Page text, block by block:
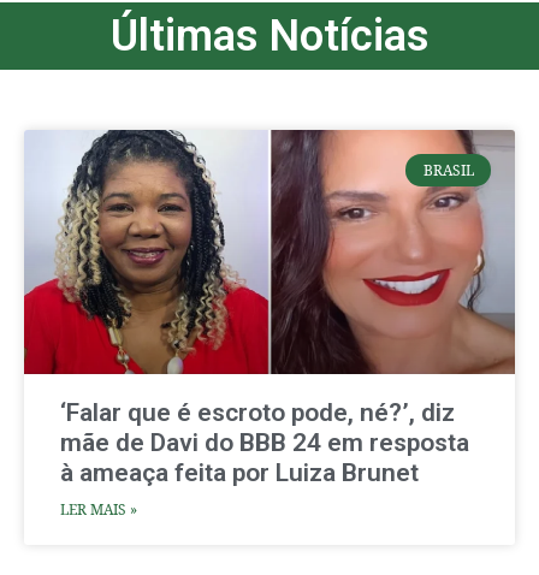
Últimas Notícias
BRASIL
‘Falar que é escroto pode, né?’, diz
mãe de Davi do BBB 24 em resposta
à ameaça feita por Luiza Brunet
LER MAIS »